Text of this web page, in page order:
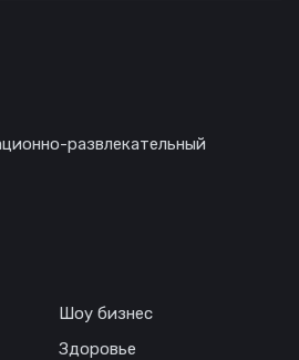
развлекательный
Шоу бизнес
Здоровье